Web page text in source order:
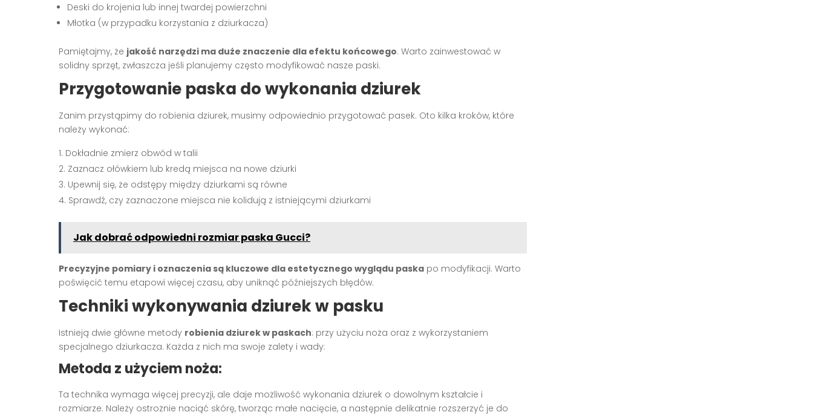
Deski do krojenia lub innej twardej powierzchni
Młotka (w przypadku korzystania z dziurkacza)
Pamiętajmy, że jakość narzędzi ma duże znaczenie dla efektu końcowego. Warto zainwestować w
solidny sprzęt, zwłaszcza jeśli planujemy często modyfikować nasze paski.
Przygotowanie paska do wykonania dziurek
Zanim przystąpimy do robienia dziurek, musimy odpowiednio przygotować pasek. Oto kilka kroków, które
należy wykonać:
Dokładnie zmierz obwód w talii
Zaznacz ołówkiem lub kredą miejsca na nowe dziurki
Upewnij się, że odstępy między dziurkami są równe
Sprawdź, czy zaznaczone miejsca nie kolidują z istniejącymi dziurkami
Jak dobrać odpowiedni rozmiar paska Gucci?
Precyzyjne pomiary i oznaczenia są kluczowe dla estetycznego wyglądu paska po modyfikacji. Warto
poświęcić temu etapowi więcej czasu, aby uniknąć późniejszych błędów.
Techniki wykonywania dziurek w pasku
Istnieją dwie główne metody robienia dziurek w paskach: przy użyciu noża oraz z wykorzystaniem
specjalnego dziurkacza. Każda z nich ma swoje zalety i wady:
Metoda z użyciem noża:
Ta technika wymaga więcej precyzji, ale daje możliwość wykonania dziurek o dowolnym kształcie i
rozmiarze. Należy ostrożnie naciąć skórę, tworząc małe nacięcie, a następnie delikatnie rozszerzyć je do